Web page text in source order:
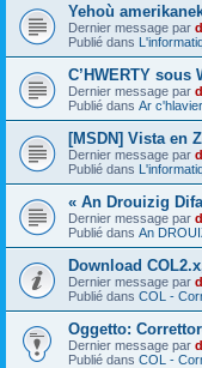
Yehoù
Dernier message par
Publié dans
C’HWERTY sous
Dernier message par
Publié dans Ar
[MSDN] Vista en
Dernier message par
Publié dans
« An Drouizig
Dernier message par
Publié dans An
Download
Dernier message par
Publié dans COL -
Oggetto:
Dernier message par
Publié dans COL -